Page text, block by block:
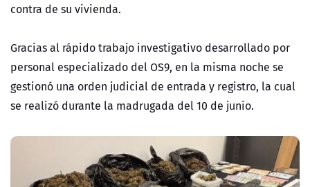
contra de su vivienda.
Gracias al rápido trabajo investigativo desarrollado por
personal especializado del OS9, en la misma noche se
gestionó una orden judicial de entrada y registro, la cual
se realizó durante la madrugada del 10 de junio.